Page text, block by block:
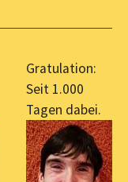
Gratulation:
Seit 1.000
Tagen dabei.